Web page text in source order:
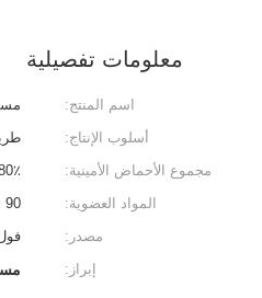
معلومات تفصيلية
اسم المنتج:
أسلوب الإنتاج:
مجموع الأحماض الأمينية:
80٪ حد
المواد العضوية:
90 ~ 95٪
مصدر:
إبراز: